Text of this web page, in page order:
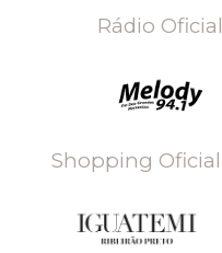
Rádio Oficial
Shopping Oficial